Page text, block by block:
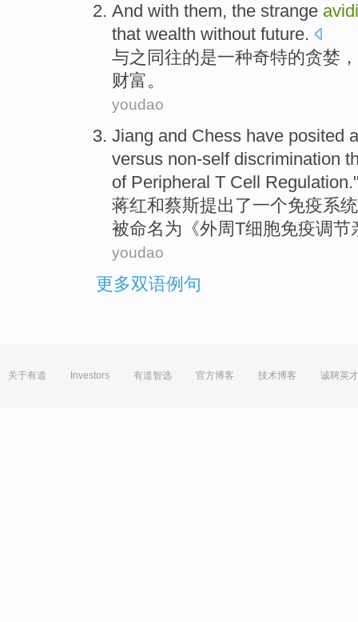
And with them, the strange
that wealth without future.
与之同往的是一种奇特的贪婪
财富。
youdao
Jiang and Chess have posited a
versus non-self discrimination
of Peripheral T Cell Regulation
蒋红和蔡斯提出了一个免疫系统
被命名为 《外周T细胞免疫调节
youdao
更多双语例句
关于有道 Investors 有道智选 官方博客 技术博客 诚聘英才